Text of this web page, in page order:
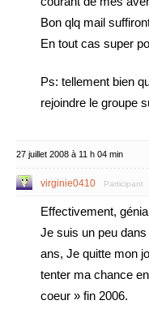
Bon qlq mail
En tout cas super
Ps: tellement bien
rejoindre le groupe
27 juillet 2008 à 11 h 04 min
virginie0410 Participant
Effectivement,
Je suis un peu
ans, Je quitte mon
tenter ma chance
coeur » fin 2006.